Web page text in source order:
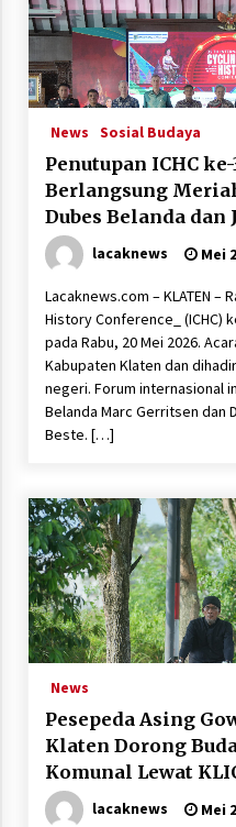
News Sosial Budaya
Penutupan ICHC
Berlangsung
Dubes Belanda dan
lacaknews Mei
Lacaknews.com – KLATEN –
History Conference_ (ICHC)
pada Rabu, 20 Mei 2026.
Kabupaten Klaten dan
negeri. Forum internasional
Belanda Marc Gerritsen dan
Beste. […]
News
Pesepeda Asing
Klaten Dorong
Komunal Lewat
lacaknews Mei